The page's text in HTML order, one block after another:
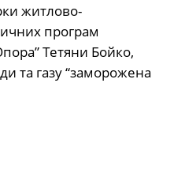
житлово-
програм
Тетяни Бойко,
та газу “заморожена